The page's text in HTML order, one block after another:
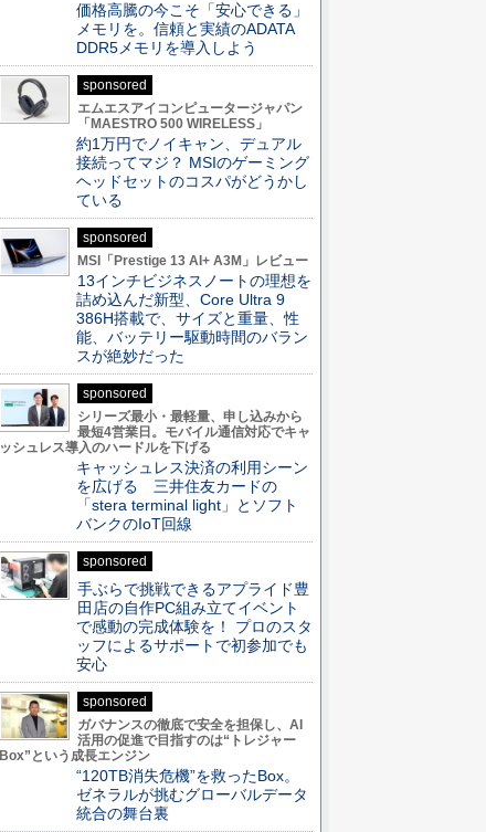
価格高騰の今こそ「安心できる」
メモリを。信頼と実績のADATA
DDR5メモリを導入しよう
sponsored
エムエスアイコンピュータージャパン
「MAESTRO 500 WIRELESS」
約1万円でノイキャン、デュアル
接続ってマジ？ MSIのゲーミング
ヘッドセットのコスパがどうかし
ている
sponsored
MSI「Prestige 13 AI+ A3M」レビュー
13インチビジネスノートの理想を
詰め込んだ新型、Core Ultra 9
386H搭載で、サイズと重量、性
能、バッテリー駆動時間のバラン
スが絶妙だった
sponsored
シリーズ最小・最軽量、申し込みから
最短4営業日。モバイル通信対応でキャ
ッシュレス導入のハードルを下げる
キャッシュレス決済の利用シーン
を広げる 三井住友カードの
「stera terminal light」とソフト
バンクのIoT回線
sponsored
手ぶらで挑戦できるアプライド豊
田店の自作PC組み立てイベント
で感動の完成体験を！ プロのスタ
ッフによるサポートで初参加でも
安心
sponsored
ガバナンスの徹底で安全を担保し、AI
活用の促進で目指すのは“トレジャー
Box”という成長エンジン
“120TB消失危機”を救ったBox。
ゼネラルが挑むグローバルデータ
統合の舞台裏